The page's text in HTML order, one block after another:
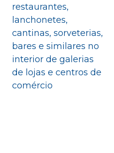
restaurantes,
lanchonetes,
cantinas, sorveterias,
bares e similares no
interior de galerias
de lojas e centros de
comércio